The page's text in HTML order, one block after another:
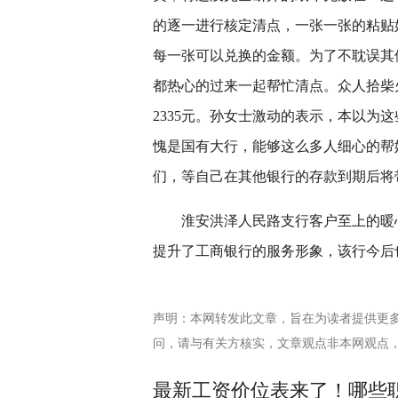
的逐一进行核定清点，一张一张的粘
每一张可以兑换的金额。为了不耽误
都热心的过来一起帮忙清点。众人拾
2335元。孙女士激动的表示，本以为
愧是国有大行，能够这么多人细心的
们，等自己在其他银行的存款到期后
淮安洪泽人民路支行客户至上的
提升了工商银行的服务形象，该行今
声明：本网转发此文章，旨在为读者提供更
问，请与有关方核实，文章观点非本网观点
最新工资价位表来了！哪些